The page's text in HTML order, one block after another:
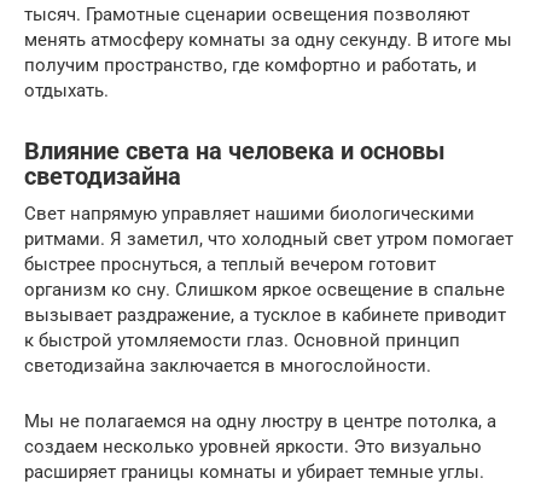
тысяч. Грамотные сценарии освещения позволяют
менять атмосферу комнаты за одну секунду. В итоге мы
получим пространство, где комфортно и работать, и
отдыхать.
Влияние света на человека и основы
светодизайна
Свет напрямую управляет нашими биологическими
ритмами. Я заметил, что холодный свет утром помогает
быстрее проснуться, а теплый вечером готовит
организм ко сну. Слишком яркое освещение в спальне
вызывает раздражение, а тусклое в кабинете приводит
к быстрой утомляемости глаз. Основной принцип
светодизайна заключается в многослойности.
Мы не полагаемся на одну люстру в центре потолка, а
создаем несколько уровней яркости. Это визуально
расширяет границы комнаты и убирает темные углы.